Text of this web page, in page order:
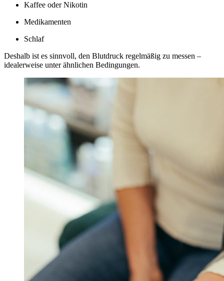
Kaffee oder Nikotin
Medikamenten
Schlaf
Deshalb ist es sinnvoll, den Blutdruck regelmäßig zu messen –
idealerweise unter ähnlichen Bedingungen.